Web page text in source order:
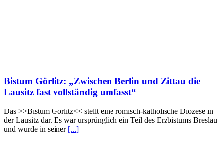
Bistum Görlitz: „Zwischen Berlin und Zittau die
Lausitz fast vollständig umfasst“
Das >>Bistum Görlitz<< stellt eine römisch-katholische Diözese in
der Lausitz dar. Es war ursprünglich ein Teil des Erzbistums Breslau
und wurde in seiner [...]